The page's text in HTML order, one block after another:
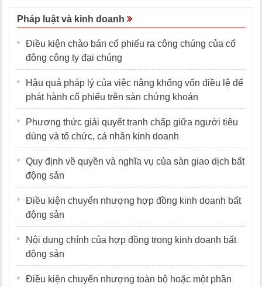
Pháp luật và kinh doanh
Điều kiện chào bán cổ phiếu ra công chúng của cổ
đông công ty đại chúng
Hậu quả pháp lý của việc nâng khống vốn điều lệ để
phát hành cổ phiếu trên sàn chứng khoán
Phương thức giải quyết tranh chấp giữa người tiêu
dùng và tổ chức, cá nhân kinh doanh
Quy định về quyền và nghĩa vụ của sàn giao dịch bất
động sản
Điều kiện chuyển nhượng hợp đồng kinh doanh bất
động sản
Nội dung chính của hợp đồng trong kinh doanh bất
động sản
Điều kiện chuyển nhượng toàn bộ hoặc một phần